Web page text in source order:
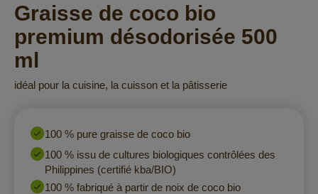
to
the
beginning
of
the
gallery
98
% of100
Graisse de coco bio
premium désodorisée 500
ml
idéal pour la cuisine, la cuisson et la pâtisserie
100 % pure graisse de coco bio
100 % issu de cultures biologiques contrôlées des
Philippines (certifié kba/BIO)
100 % fabriqué à partir de noix de coco bio